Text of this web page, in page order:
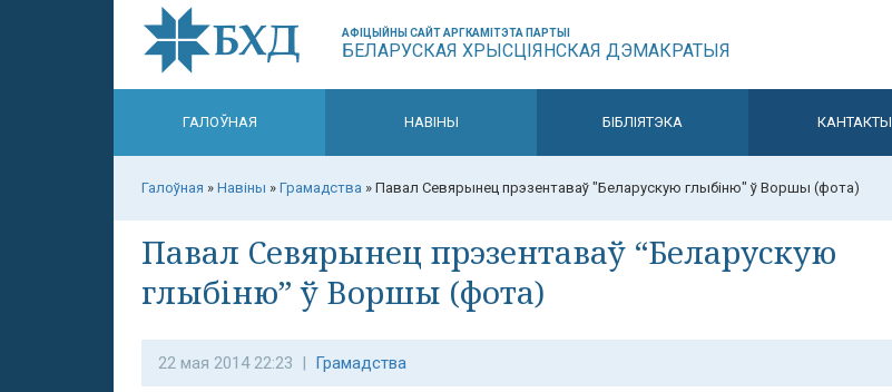
АФІЦЫЙНЫ САЙТ АРГКАМІТЭТА ПАРТЫІ
БЕЛАРУСКАЯ ХРЫСЦІЯНСКАЯ ДЭМАКРАТЫЯ
ГАЛОЎНАЯ НАВІНЫ БІБЛІЯТЭКА КАНТАКТЫ
Галоўная » Навіны » Грамадства » Павал Севярынец прэзентаваў "Беларускую глыбіню" ў Воршы (фота)
Павал Севярынец прэзентаваў “Беларускую
глыбіню” ў Воршы (фота)
22 мая 2014 22:23 | Грамадства